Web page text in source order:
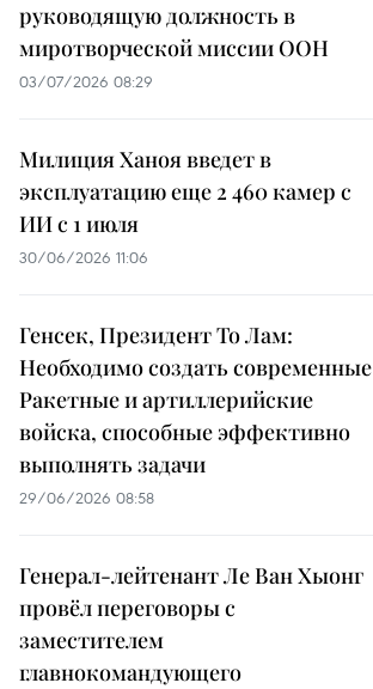
руководящую должность в
миротворческой миссии ООН
03/07/2026 08:29
Милиция Ханоя введет в
эксплуатацию еще 2 460 камер с
ИИ с 1 июля
30/06/2026 11:06
Генсек, Президент То Лам:
Необходимо создать современные
Ракетные и артиллерийские
войска, способные эффективно
выполнять задачи
29/06/2026 08:58
Генерал-лейтенант Ле Ван Хыонг
провёл переговоры с
заместителем
главнокомандующего